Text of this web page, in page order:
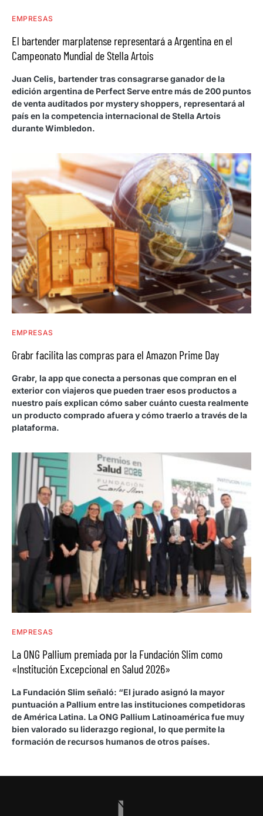
EMPRESAS
El bartender marplatense representará a Argentina en el
Campeonato Mundial de Stella Artois
Juan Celis, bartender tras consagrarse ganador de la
edición argentina de Perfect Serve entre más de 200 puntos
de venta auditados por mystery shoppers, representará al
país en la competencia internacional de Stella Artois
durante Wimbledon.
EMPRESAS
Grabr facilita las compras para el Amazon Prime Day
Grabr, la app que conecta a personas que compran en el
exterior con viajeros que pueden traer esos productos a
nuestro país explican cómo saber cuánto cuesta realmente
un producto comprado afuera y cómo traerlo a través de la
plataforma.
EMPRESAS
La ONG Pallium premiada por la Fundación Slim como
«Institución Excepcional en Salud 2026»
La Fundación Slim señaló: “El jurado asignó la mayor
puntuación a Pallium entre las instituciones competidoras
de América Latina. La ONG Pallium Latinoamérica fue muy
bien valorado su liderazgo regional, lo que permite la
formación de recursos humanos de otros países.